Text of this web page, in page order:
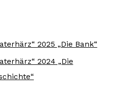
2025 „Die Bank“
2024 „Die